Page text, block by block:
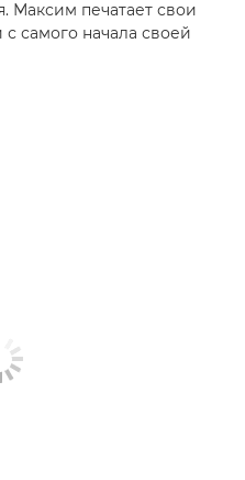
печатает свои
самого начала своей